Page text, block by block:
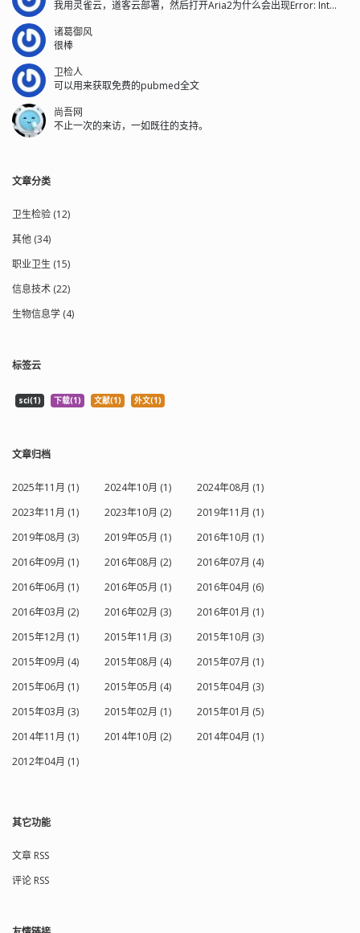
我用灵雀云，道客云部署，然后打开Aria2为什么会出现Error: Int...
诸葛御风
很棒
卫检人
可以用来获取免费的pubmed全文
尚吾网
不止一次的来访，一如既往的支持。
文章分类
卫生检验 (12)
其他 (34)
职业卫生 (15)
信息技术 (22)
生物信息学 (4)
标签云
sci(1) 下载(1) 文献(1) 外文(1)
文章归档
2025年11月 (1) 2024年10月 (1)
2024年08月 (1)
2023年11月 (1)
2023年10月 (2)
2019年11月 (1)
2019年08月 (3)
2019年05月 (1)
2016年10月 (1)
2016年09月 (1)
2016年08月 (2)
2016年07月 (4)
2016年06月 (1)
2016年05月 (1)
2016年04月 (6)
2016年03月 (2)
2016年02月 (3)
2016年01月 (1)
2015年12月 (1)
2015年11月 (3)
2015年10月 (3)
2015年09月 (4)
2015年08月 (4)
2015年07月 (1)
2015年06月 (1)
2015年05月 (4)
2015年04月 (3)
2015年03月 (3)
2015年02月 (1)
2015年01月 (5)
2014年11月 (1)
2014年10月 (2)
2014年04月 (1)
2012年04月 (1)
其它功能
文章 RSS
评论 RSS